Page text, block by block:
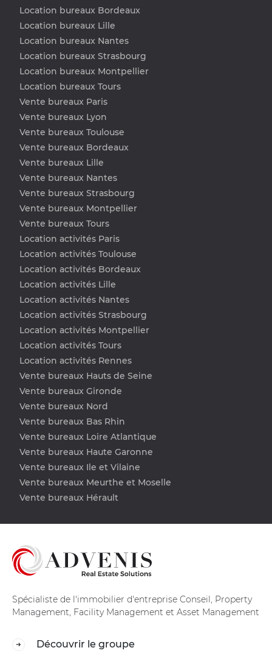
Location bureaux Bordeaux
Location bureaux Lille
Location bureaux Nantes
Location bureaux Strasbourg
Location bureaux Montpellier
Location bureaux Tours
Vente bureaux Paris
Vente bureaux Lyon
Vente bureaux Toulouse
Vente bureaux Bordeaux
Vente bureaux Lille
Vente bureaux Nantes
Vente bureaux Strasbourg
Vente bureaux Montpellier
Vente bureaux Tours
Location activités Paris
Location activités Toulouse
Location activités Bordeaux
Location activités Lille
Location activités Nantes
Location activités Strasbourg
Location activités Montpellier
Location activités Tours
Location activités Rennes
Vente bureaux Hauts de Seine
Vente bureaux Gironde
Vente bureaux Nord
Vente bureaux Bas Rhin
Vente bureaux Loire Atlantique
Vente bureaux Haute Garonne
Vente bureaux Ile et Vilaine
Vente bureaux Meurthe et Moselle
Vente bureaux Hérault
Spécialiste de l'immobilier d'entreprise Conseil, Property
Management, Facility Management et Asset Management
Découvrir le groupe